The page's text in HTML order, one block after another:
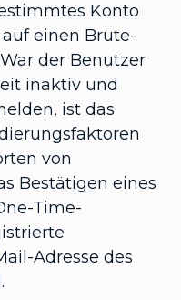
Konto
einen Brute-
der Benutzer
inaktiv und
ist das
von
Bestätigen eines
Time-
Adresse des